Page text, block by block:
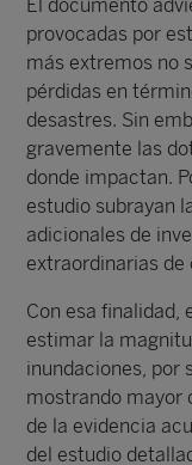
El documento
provocadas por
más extremos no
pérdidas en
desastres. Sin
gravemente las
donde impactan.
estudio subrayan
adicionales de
extraordinarias de
Con esa finalidad,
estimar la
inundaciones, por
mostrando mayor
de la evidencia
del estudio